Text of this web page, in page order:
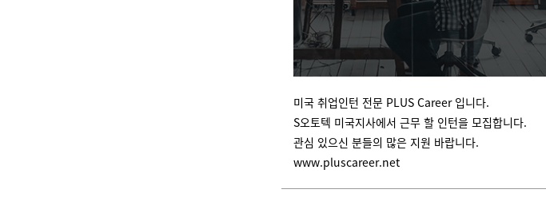
미국 취업인턴 전문 PLUS Career 입니다.
S오토텍 미국지사에서 근무 할 인턴을 모집합니다.
관심 있으신 분들의 많은 지원 바랍니다.
www.pluscareer.net